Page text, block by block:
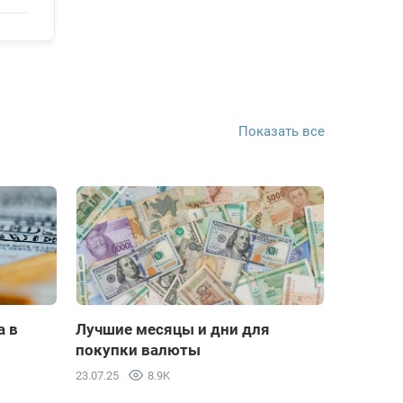
Показать все
в
Лучшие месяцы и дни для
покупки валюты
23.07.25 8.9K